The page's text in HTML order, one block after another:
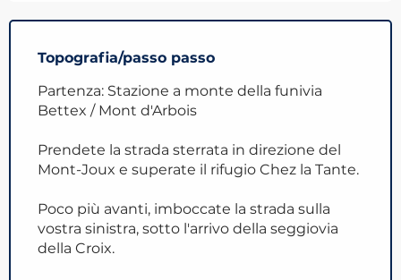
Topografia/passo passo
Partenza: Stazione a monte della funivia
Bettex / Mont d'Arbois
Prendete la strada sterrata in direzione del
Mont-Joux e superate il rifugio Chez la Tante.
Poco più avanti, imboccate la strada sulla
vostra sinistra, sotto l'arrivo della seggiovia
della Croix.